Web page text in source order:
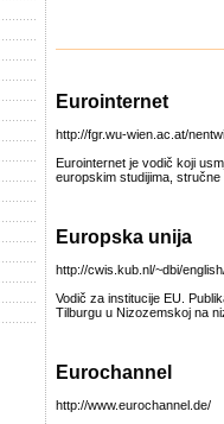
Eurointernet
http://fgr.wu-wien.ac.at/
Eurointernet je vodič koji
europskim studijima,
Europska unija
http://cwis.kub.nl/~dbi/
Vodič za institucije EU.
Tilburgu u Nizozemskoj na
Eurochannel
http://www.eurochannel.de/